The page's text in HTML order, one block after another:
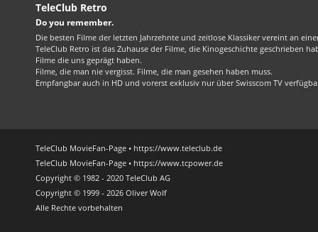
TeleClub Retro
Do you remember.
Die besten Filme der letzten Jahrzehnte und zeitlose Klassiker vereint an
TeleClub Retro ist das Zuhause der Filme, die Kinogeschichte geschrieben
Filme die uns geprägt haben.
Filme, die man nie vergisst. Filme, die man gesehen haben muss.
Empfangbar auch in HD und vorerst exklusiv nur über Swisscom TV
TeleClub MovieFan-Page • https://www.teleclub.de
TeleClub MovieFan-Page • https://www.tcpower.de
Copyright © 1982 - 2020 TeleClub AG
Copyright © 1999 - 2026 Oliver Wolf
Alle Rechte vorbehalten